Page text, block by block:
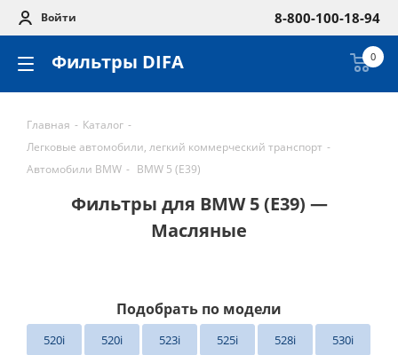
Войти 8-800-100-18-94
Фильтры DIFA 0
Главная - Каталог -
Легковые автомобили, легкий коммерческий транспорт -
Автомобили BMW - BMW 5 (E39)
Фильтры для BMW 5 (E39) —
Масляные
Подобрать по модели
520i 520i 523i 525i 528i 530i